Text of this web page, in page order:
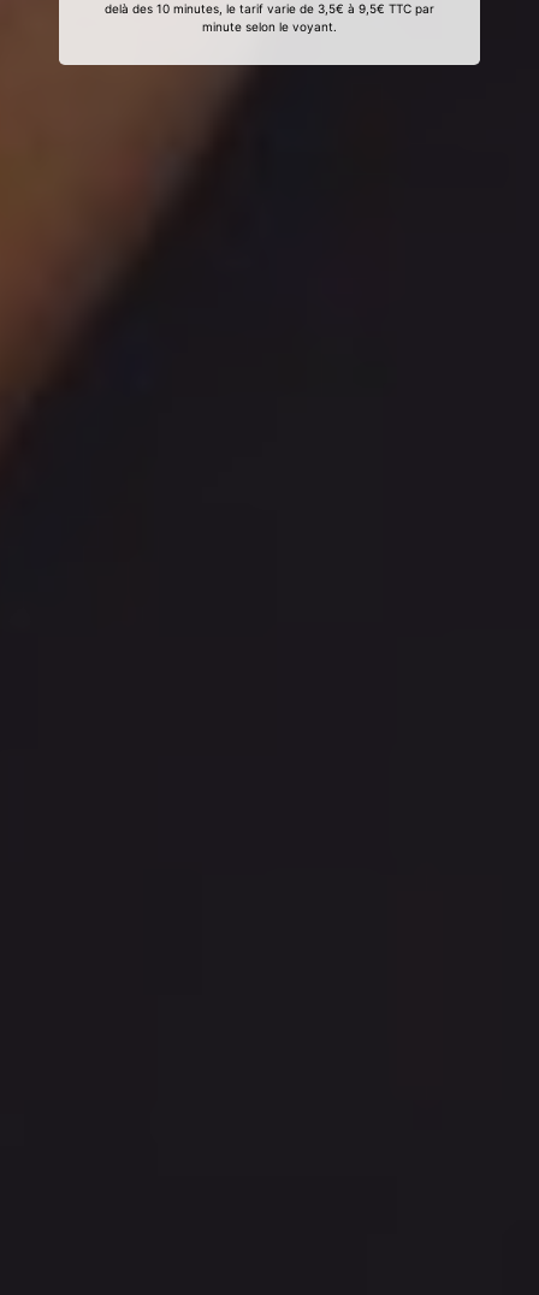
delà des 10 minutes, le tarif varie de 3,5€ à 9,5€ TTC par
minute selon le voyant.